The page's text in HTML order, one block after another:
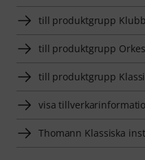
till produktgrupp
till produktgrupp
till produktgrupp
visa
Thomann Klassiska